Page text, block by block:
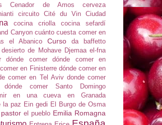
Cenador de Amos
cerveza
circuito Cité du Vin Ciudad
cocina criolla
cocina sefardí
Canyon cuánto cuesta comer en
el Abanico Curso
da baffetto
desierto de Mohave Djemaa el-fna
dónde comer
dónde comer en
en Finisterre dónde comer en
comer en Tel Aviv donde comer
dónde comer Santo Domingo
en una cueva en Granada
la paz Ein gedi El Burgo de Osma
el pueblo Emilia Romagna